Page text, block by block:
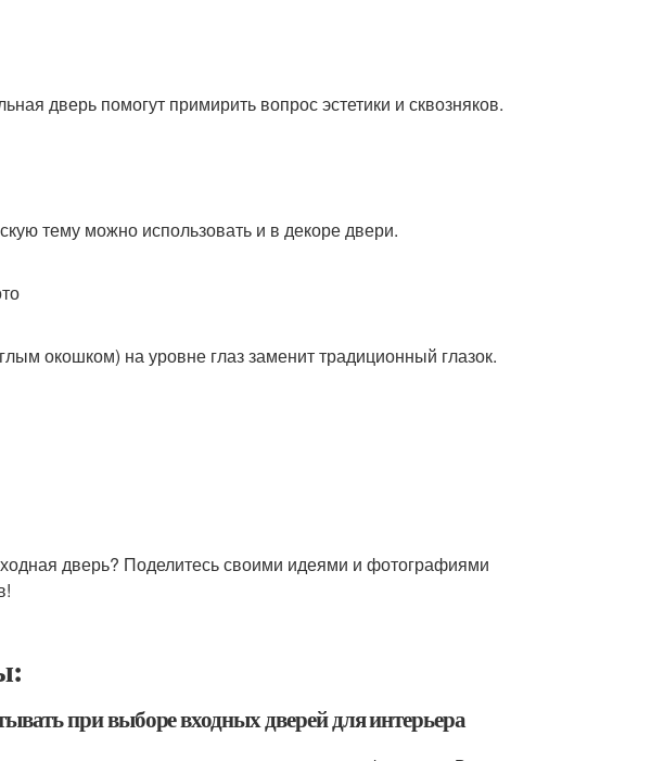
дверь помогут примирить вопрос эстетики и сквозняков.
тему можно использовать и в декоре двери.
окошком) на уровне глаз заменит традиционный глазок.
дверь? Поделитесь своими идеями и фотографиями
при выборе входных дверей для интерьера